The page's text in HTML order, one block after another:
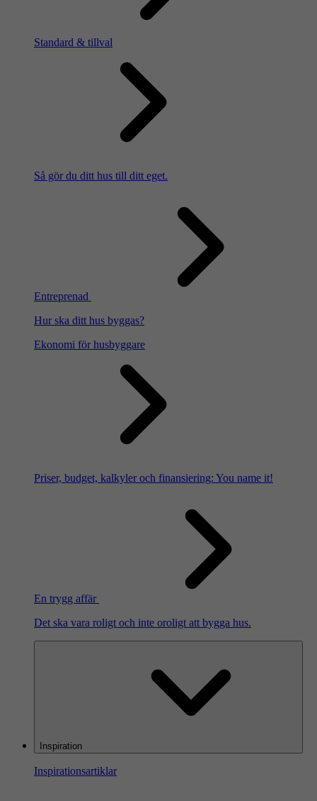
Standard & tillval
Så gör du ditt hus till ditt eget.
Entreprenad
Hur ska ditt hus byggas?
Ekonomi för husbyggare
Priser, budget, kalkyler och finansiering: You name it!
En trygg affär
Det ska vara roligt och inte oroligt att bygga hus.
Inspiration
Inspirationsartiklar